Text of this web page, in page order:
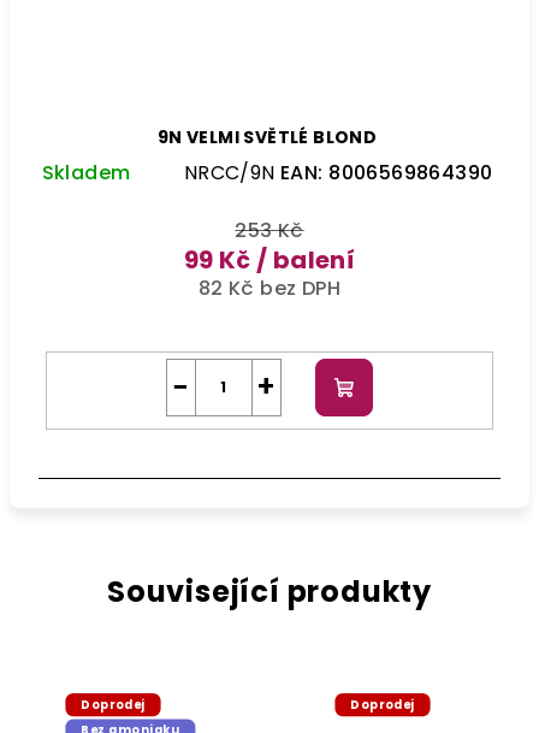
9N VELMI SVĚTLÉ BLOND
Skladem NRCC/9N EAN: 8006569864390
253 Kč
99 Kč / balení
82 Kč bez DPH
+
− Do
košíku
Související produkty
Doprodej
Doprodej